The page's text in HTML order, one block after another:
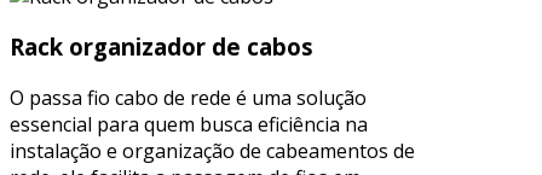
Rack organizador de cabos
O passa fio cabo de rede é uma solução
essencial para quem busca eficiência na
instalação e organização de cabeamentos de